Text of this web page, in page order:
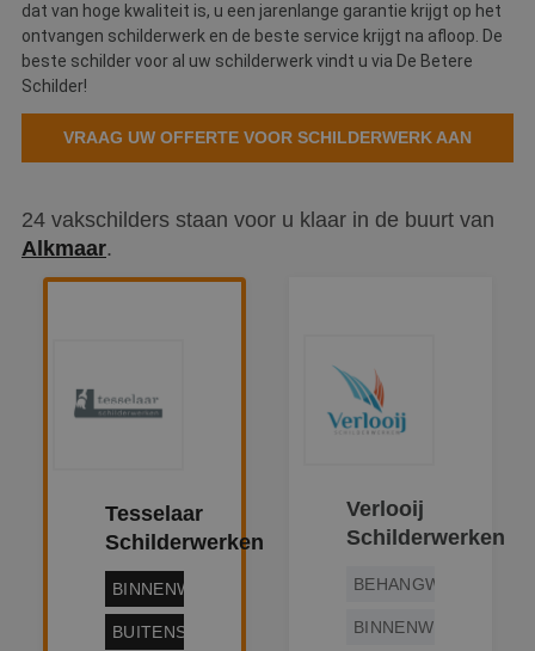
dat van hoge kwaliteit is, u een jarenlange garantie krijgt op het
ontvangen schilderwerk en de beste service krijgt na afloop. De
beste schilder voor al uw schilderwerk vindt u via De Betere
Schilder!
VRAAG UW OFFERTE VOOR SCHILDERWERK AAN
24 vakschilders staan voor u klaar in de buurt van
Alkmaar.
Tesselaar
Schilderwerken
BINNENWERK
BUITENSCHILDERWERK
Verlooij
Schilderwerken
BEHANGWERK
BINNENWERK